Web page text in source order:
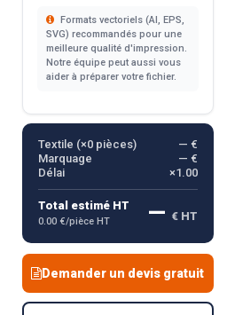
Formats vectoriels (AI, EPS,
SVG) recommandés pour une
meilleure qualité d'impression.
Notre équipe peut aussi vous
aider à préparer votre fichier.
Textile (×0pièces)
— €
Marquage
— €
Délai
×1.00
Total estimé HT
0.00 €/pièce HT — € HT
Demander un devis gratuit